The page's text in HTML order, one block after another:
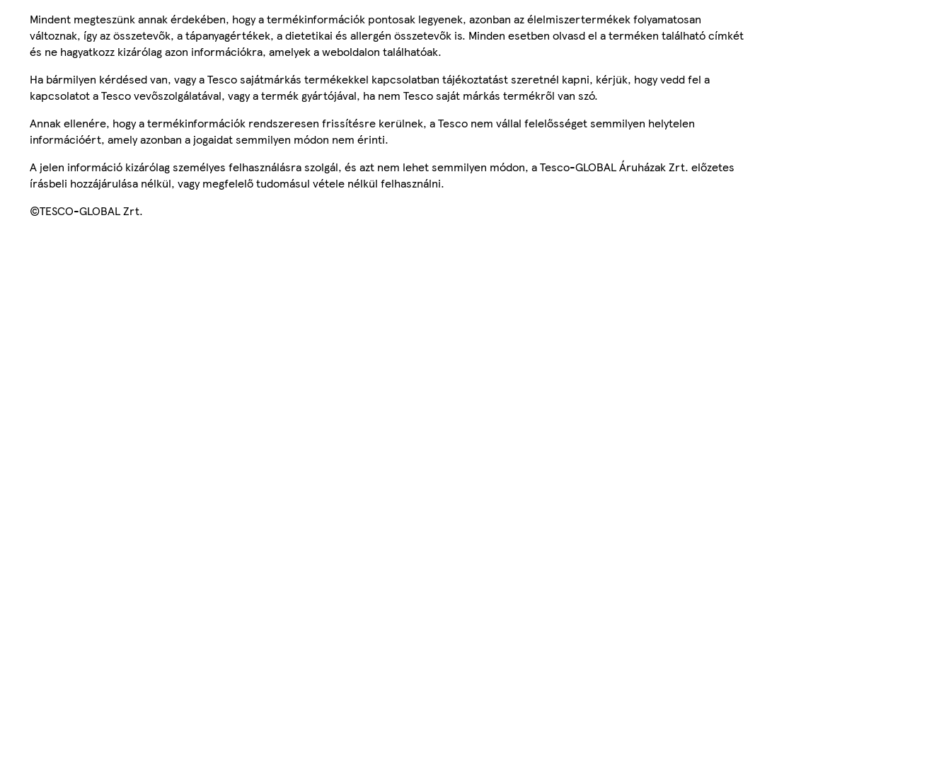
Mindent megteszünk annak érdekében, hogy a termékinformációk pontosak legyenek, azonban az élelmiszertermékek folyamatosan
változnak, így az összetevők, a tápanyagértékek, a dietetikai és allergén összetevők is. Minden esetben olvasd el a terméken található címkét
és ne hagyatkozz kizárólag azon információkra, amelyek a weboldalon találhatóak.
Ha bármilyen kérdésed van, vagy a Tesco sajátmárkás termékekkel kapcsolatban tájékoztatást szeretnél kapni, kérjük, hogy vedd fel a
kapcsolatot a Tesco vevőszolgálatával, vagy a termék gyártójával, ha nem Tesco saját márkás termékről van szó.
Annak ellenére, hogy a termékinformációk rendszeresen frissítésre kerülnek, a Tesco nem vállal felelősséget semmilyen helytelen
információért, amely azonban a jogaidat semmilyen módon nem érinti.
A jelen információ kizárólag személyes felhasználásra szolgál, és azt nem lehet semmilyen módon, a Tesco-GLOBAL Áruházak Zrt. előzetes
írásbeli hozzájárulása nélkül, vagy megfelelő tudomásul vétele nélkül felhasználni.
©TESCO-GLOBAL Zrt.